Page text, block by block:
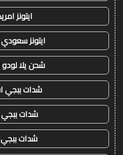
ايتونز
ايتونز
شحن يلا
شدات ببجي
شدات ببجي
شدات